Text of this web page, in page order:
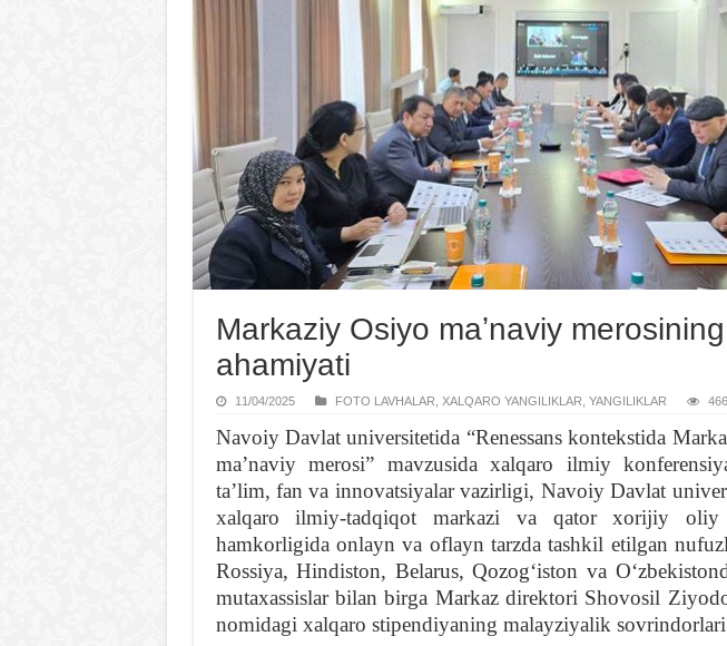
Markaziy Osiyo maʼnaviy
ahamiyati
11/04/2025 FOTO LAVHALAR, XALQARO YANGILIKLAR, YANGILIKLAR
Navoiy Davlat universitetida “Renessans kontekstida
maʼnaviy merosi” mavzusida xalqaro ilmiy
taʼlim, fan va innovatsiyalar vazirligi, Navoiy Davlat
xalqaro ilmiy-tadqiqot markazi va qator xorijiy oliy
hamkorligida onlayn va oflayn tarzda tashkil etilgan
Rossiya, Hindiston, Belarus, Qozogʻiston va
mutaxassislar bilan birga Markaz direktori Shovosil
nomidagi xalqaro stipendiyaning malayziyalik